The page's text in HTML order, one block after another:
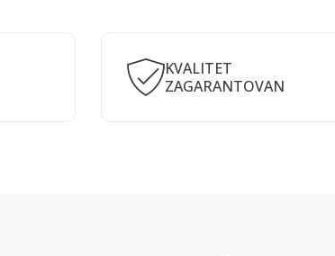
KVALITET
ZAGARANTOVAN